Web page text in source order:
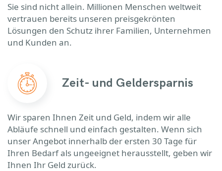
Sie sind nicht allein. Millionen Menschen weltweit
vertrauen bereits unseren preisgekrönten
Lösungen den Schutz ihrer Familien, Unternehmen
und Kunden an.
Zeit- und Geldersparnis
Wir sparen Ihnen Zeit und Geld, indem wir alle
Abläufe schnell und einfach gestalten. Wenn sich
unser Angebot innerhalb der ersten 30 Tage für
Ihren Bedarf als ungeeignet herausstellt, geben wir
Ihnen Ihr Geld zurück.